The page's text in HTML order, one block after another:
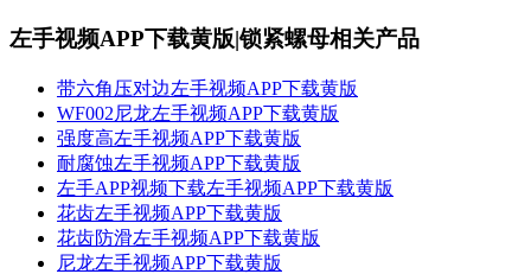
左手视频APP下载黄版|锁紧螺母相关产品
带六角压对边左手视频APP下载黄版
WF002尼龙左手视频APP下载黄版
强度高​左手视频APP下载黄版
耐腐蚀​左手视频APP下载黄版
​左手APP视频下载左手视频APP下载黄版
花齿左手视频APP下载黄版
花齿防滑左手视频APP下载黄版
尼龙左手视频APP下载黄版